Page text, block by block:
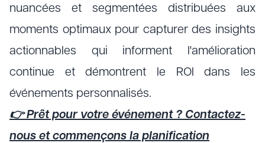
nuancées et segmentées distribuées aux
moments optimaux pour capturer des insights
actionnables qui informent l'amélioration
continue et démontrent le ROI dans les
événements personnalisés.
👉 Prêt pour votre événement ? Contactez-
nous et commençons la planification